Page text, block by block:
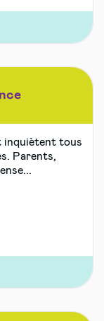
inquiètent tous
Parents,